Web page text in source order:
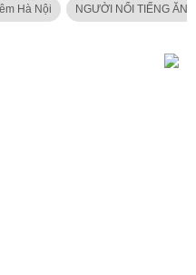
Hà Nội NGƯỜI NỔI TIẾNG ĂN